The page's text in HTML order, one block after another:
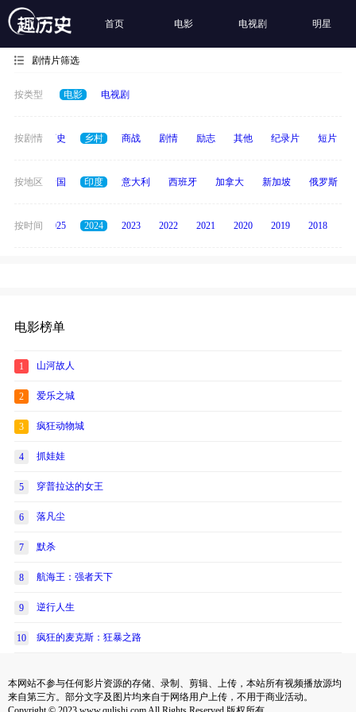
首页 电影 电视剧 明星
剧情片筛选
按类型 电影 电视剧
按剧情
奇幻 历史 乡村 商战 剧情 励志 其他 纪录片 短片
按地区
德国 泰国 印度 意大利 西班牙 加拿大 新加坡 俄罗斯
按时间
2026 2025 2024 2023 2022 2021 2020 2019 2018
电影榜单
1 山河故人
2 爱乐之城
3 疯狂动物城
4 抓娃娃
5 穿普拉达的女王
6 落凡尘
7 默杀
8 航海王：强者天下
9 逆行人生
10 疯狂的麦克斯：狂暴之路
本网站不参与任何影片资源的存储、录制、剪辑、上传，本站所有视频播放源均
来自第三方。部分文字及图片均来自于网络用户上传，不用于商业活动。